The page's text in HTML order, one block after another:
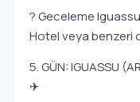
? Geceleme
Hotel veya benzeri
5. GÜN: IGUASSU
✈